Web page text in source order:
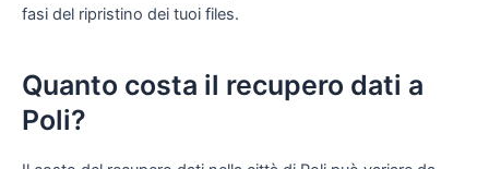
fasi del ripristino dei tuoi files.
Quanto costa il recupero dati a
Poli?